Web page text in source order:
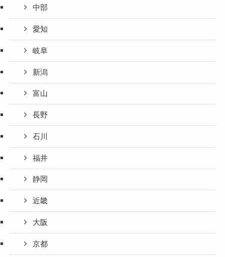
中部
愛知
岐阜
新潟
富山
長野
石川
福井
静岡
近畿
大阪
京都